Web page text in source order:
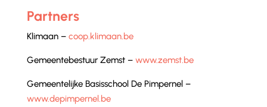
Partners
Klimaan – coop.klimaan.be
Gemeentebestuur Zemst – www.zemst.be
Gemeentelijke Basisschool De Pimpernel –
www.depimpernel.be